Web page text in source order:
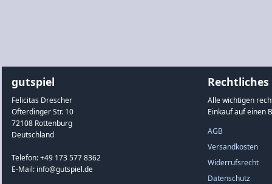
gutspiel
Felicitas Drescher
Ofterdinger Str. 10
72108 Rottenburg
Deutschland
Telefon: +49 173 577 8362
E-Mail: info@gutspiel.de
Rechtliches
Alle wichtigen
Einkauf auf einen
AGB
Versandkosten
Widerrufsrecht
Datenschutz